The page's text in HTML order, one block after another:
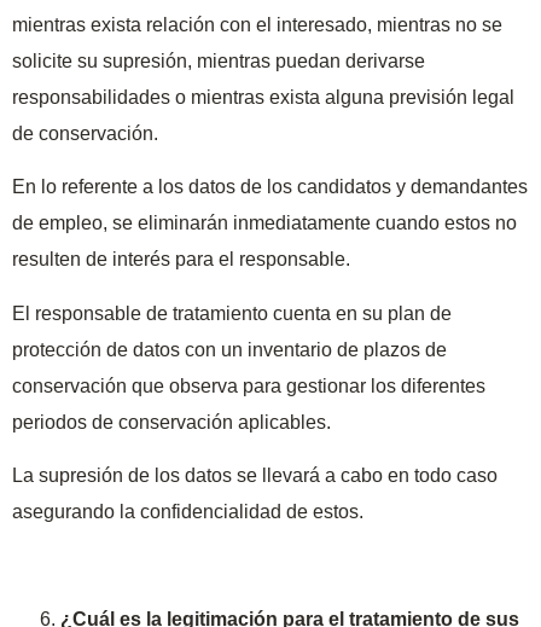
mientras exista relación con el interesado, mientras no se
solicite su supresión, mientras puedan derivarse
responsabilidades o mientras exista alguna previsión legal
de conservación.
En lo referente a los datos de los candidatos y demandantes
de empleo, se eliminarán inmediatamente cuando estos no
resulten de interés para el responsable.
El responsable de tratamiento cuenta en su plan de
protección de datos con un inventario de plazos de
conservación que observa para gestionar los diferentes
periodos de conservación aplicables.
La supresión de los datos se llevará a cabo en todo caso
asegurando la confidencialidad de estos.
¿Cuál es la legitimación para el tratamiento de sus